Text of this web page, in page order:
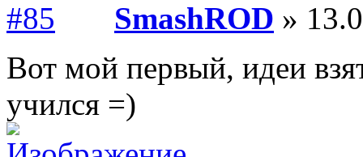
SmashROD »
Вот мой первый, идеи
учился =)